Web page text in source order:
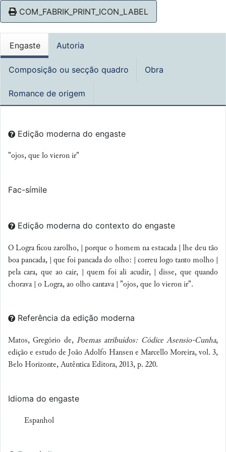
COM_FABRIK_PRINT_ICON_LABEL
Engaste Autoria
Composição ou secção quadro Obra
Romance de origem
Edição moderna do engaste
"ojos, que lo vieron ir"
Fac-símile
Edição moderna do contexto do engaste
O Logra ficou zarolho, | porque o homem na estacada | lhe deu tão
boa pancada, | que foi pancada do olho: | correu logo tanto molho |
pela cara, que ao cair, | quem foi ali acudir, | disse, que quando
chorava | o Logra, ao olho cantava | "ojos, que lo vieron ir".
Referência da edição moderna
Matos, Gregório de, Poemas atribuídos: Códice Asensio-Cunha,
edição e estudo de João Adolfo Hansen e Marcello Moreira, vol. 3,
Belo Horizonte, Autêntica Editora, 2013, p. 220.
Idioma do engaste
Espanhol